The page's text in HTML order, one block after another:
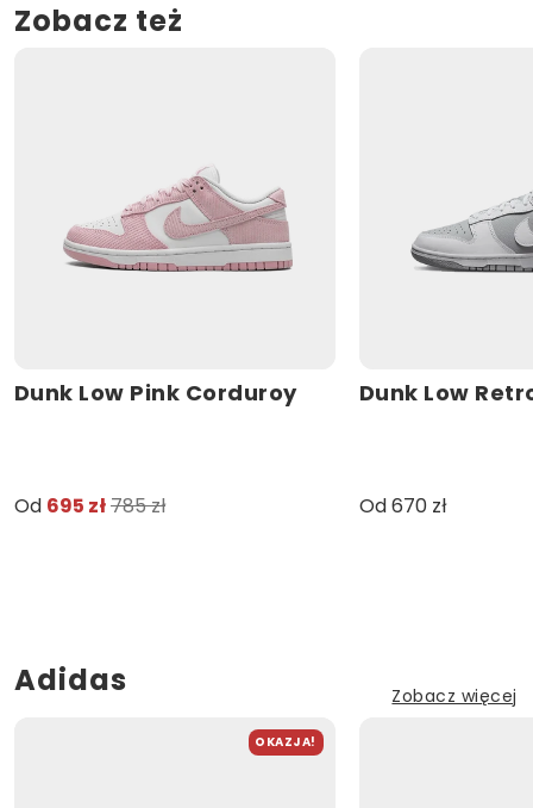
Zobacz też
Dunk Low Pink Corduroy
Od 695 zł785 zł
Dunk Low
Od 670 zł
Adidas Zobacz więcej
OKAZJA!